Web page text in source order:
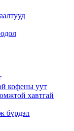
кофены уут
хавтгай
бүрдэл